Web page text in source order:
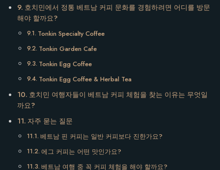
호치민에서 정통 베트남 커피 문화를 경험하려면 어디를 방문
해야 할까요?
Tonkin Specialty Coffee
Tonkin Garden Cafe
Tonkin Egg Coffee
Tonkin Egg Coffee & Herbal Tea
호치민 여행자들이 베트남 커피 체험을 찾는 이유는 무엇일
까요?
자주 묻는 질문
베트남 핀 커피는 일반 커피보다 진한가요?
에그 커피는 어떤 맛인가요?
베트남 여행 중 꼭 커피 체험을 해야 할까요?